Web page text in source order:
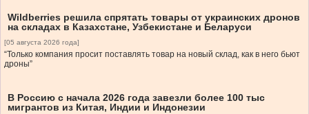
Wildberries решила спрятать товары от украинских дронов
на складах в Казахстане, Узбекистане и Беларуси
[05 августа 2026 года]
“Только компания просит поставлять товар на новый склад, как в него бьют
дроны”
В Россию с начала 2026 года завезли более 100 тыс
мигрантов из Китая, Индии и Индонезии